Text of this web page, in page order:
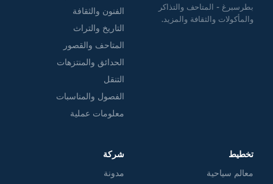
بطرسبرغ - المتاحف والتذاكر
والمأكولات والثقافة والمزيد.
الفنون والثقافة
التاريخ والتراث
المتاحف والقصور
الحدائق والمنتزهات
التنقل
الفصول والمناسبات
معلومات عملية
تخطيط
معالم سياحية
شركة
مدونة